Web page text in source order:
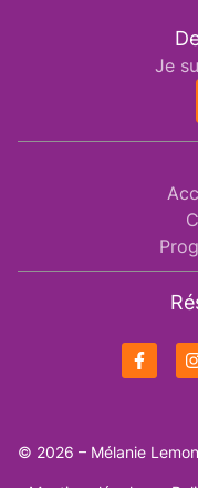
Je
© 2026 – Mélanie